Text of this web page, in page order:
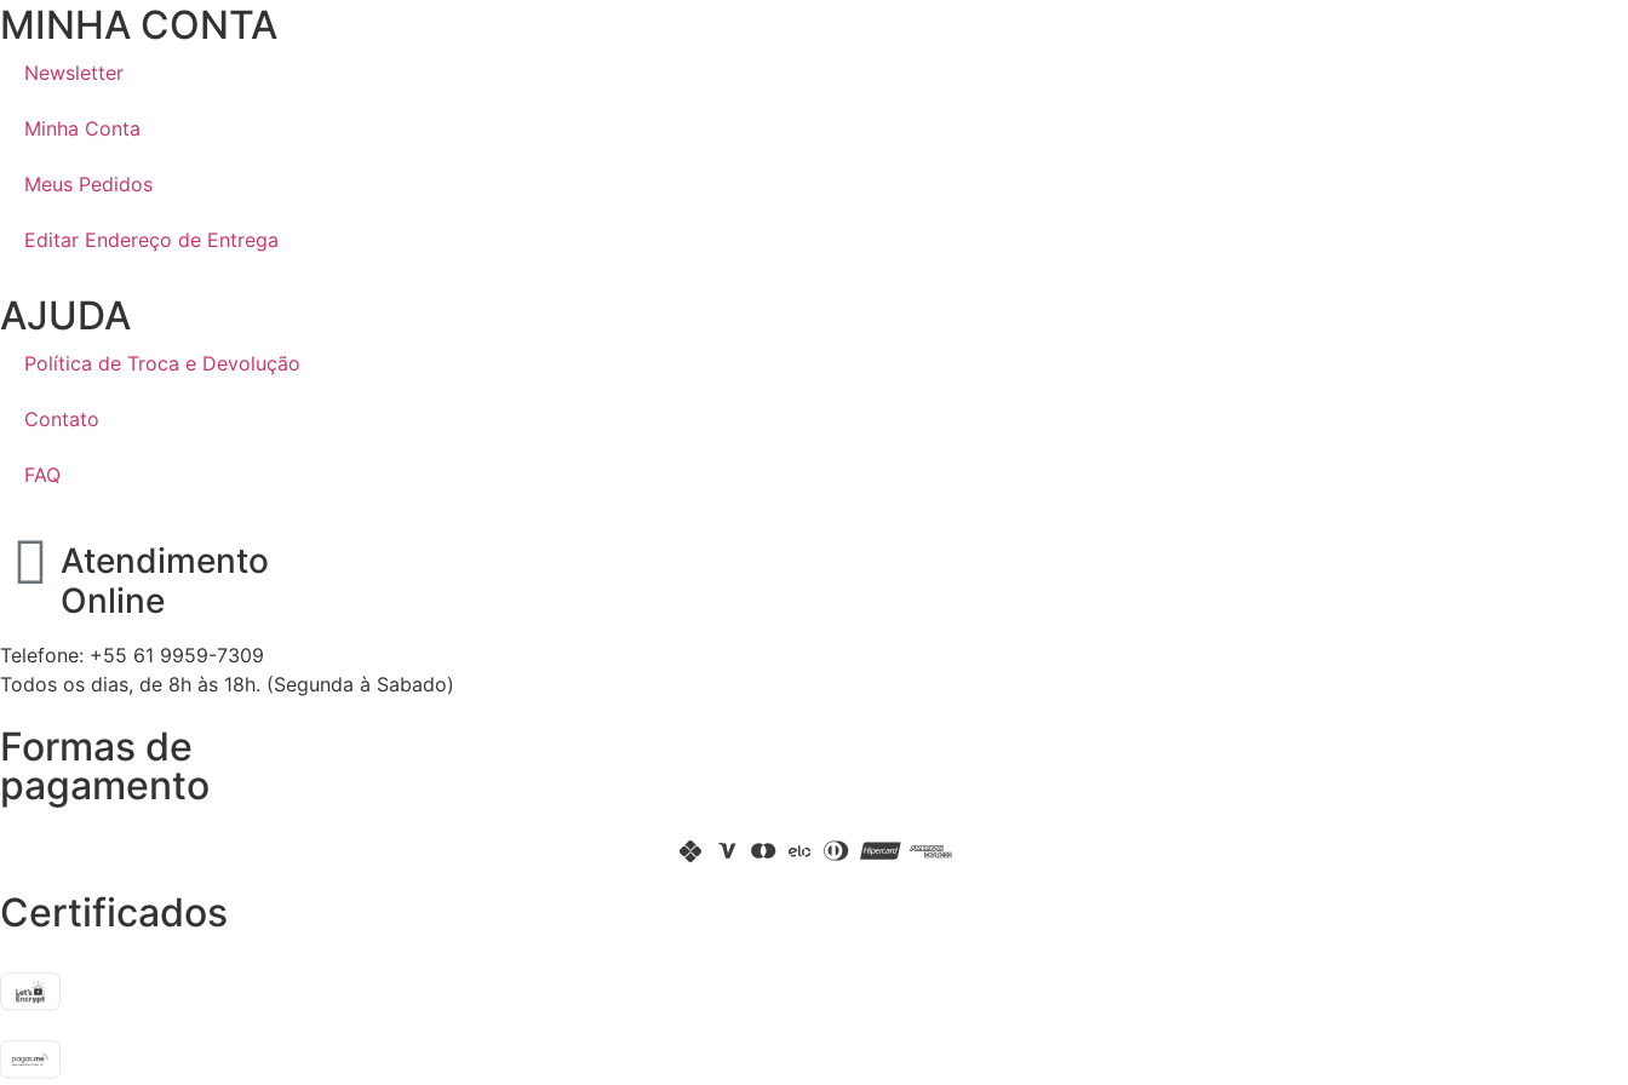
MINHA CONTA
Newsletter
Minha Conta
Meus Pedidos
Editar Endereço de Entrega
AJUDA
Política de Troca e Devolução
Contato
FAQ
Atendimento
Online
Telefone: +55 61 9959-7309
Todos os dias, de 8h às 18h. (Segunda à Sabado)
Formas de
pagamento
Certificados